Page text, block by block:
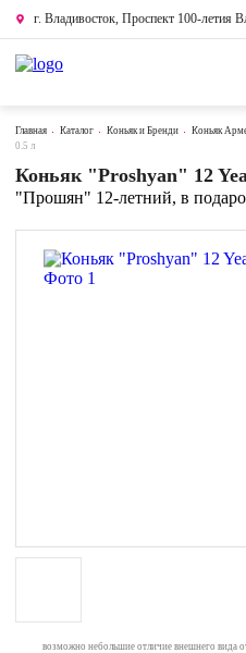
г. Владивосток, Проспект 100-летия
Главная Каталог Коньяк и Бренди Коньяк
0.5 л
Коньяк "Proshyan" 12
"Прошян" 12-летний, в
возможно небольшие отличие внешнего вида